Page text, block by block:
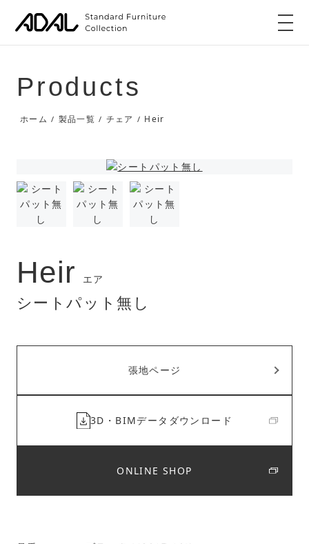
Products
ホーム / 製品一覧 / チェア / Heir
Heir エア
シートパット無し
張地ページ
3D・BIMデータダウンロード
ONLINE SHOP